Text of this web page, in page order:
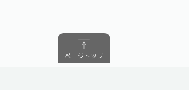
ページトップ